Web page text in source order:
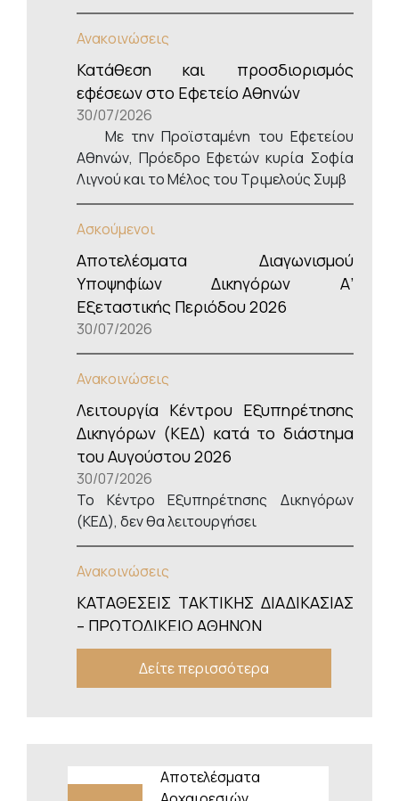
Ανακοινώσεις
Κατάθεση και προσδιορισμός
εφέσεων στο Εφετείο Αθηνών
30/07/2026
Με την Προϊσταμένη του Εφετείου
Αθηνών, Πρόεδρο Εφετών κυρία Σοφία
Λιγνού και το Μέλος του Τριμελούς Συμβ
Ασκούμενοι
Αποτελέσματα Διαγωνισμού
Υποψηφίων Δικηγόρων Α’
Εξεταστικής Περιόδου 2026
30/07/2026
Ανακοινώσεις
Λειτουργία Κέντρου Εξυπηρέτησης
Δικηγόρων (ΚΕΔ) κατά το διάστημα
του Αυγούστου 2026
30/07/2026
Το Κέντρο Εξυπηρέτησης Δικηγόρων
(ΚΕΔ), δεν θα λειτουργήσει
Ανακοινώσεις
ΚΑΤΑΘΕΣΕΙΣ ΤΑΚΤΙΚΗΣ ΔΙΑΔΙΚΑΣΙΑΣ
– ΠΡΩΤΟΔΙΚΕΙΟ ΑΘΗΝΩΝ
29/07/2026
Εξαιτίας αφενός μεν της έλλειψης
προσωπικού (λόγω αδειών
κτιρίου 2, Δικαστήρια Ευελπίδων)
Δείτε περισσότερα
Αποτελέσματα